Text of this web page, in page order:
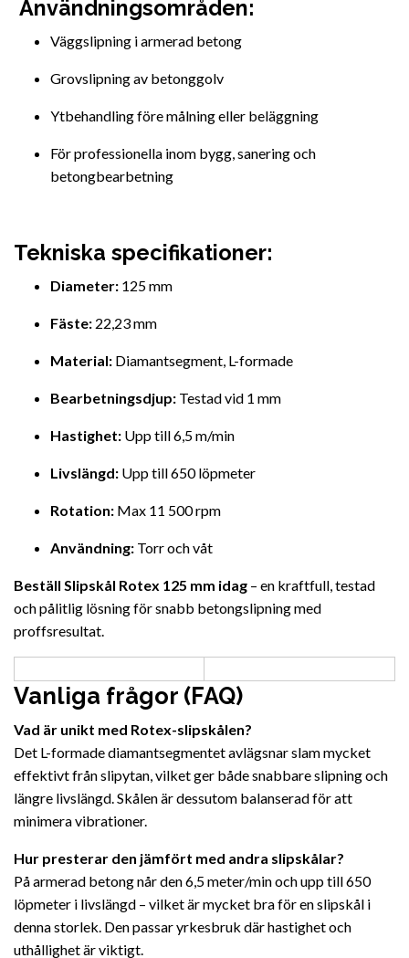
Användningsområden:
Väggslipning i armerad betong
Grovslipning av betonggolv
Ytbehandling före målning eller beläggning
För professionella inom bygg, sanering och
betongbearbetning
Tekniska specifikationer:
Diameter: 125 mm
Fäste: 22,23 mm
Material: Diamantsegment, L-formade
Bearbetningsdjup: Testad vid 1 mm
Hastighet: Upp till 6,5 m/min
Livslängd: Upp till 650 löpmeter
Rotation: Max 11 500 rpm
Användning: Torr och våt
Beställ Slipskål Rotex 125 mm idag – en kraftfull, testad
och pålitlig lösning för snabb betongslipning med
proffsresultat.
Vanliga frågor (FAQ)
Vad är unikt med Rotex-slipskålen?
Det L-formade diamantsegmentet avlägsnar slam mycket
effektivt från slipytan, vilket ger både snabbare slipning och
längre livslängd. Skålen är dessutom balanserad för att
minimera vibrationer.
Hur presterar den jämfört med andra slipskålar?
På armerad betong når den 6,5 meter/min och upp till 650
löpmeter i livslängd – vilket är mycket bra för en slipskål i
denna storlek. Den passar yrkesbruk där hastighet och
uthållighet är viktigt.